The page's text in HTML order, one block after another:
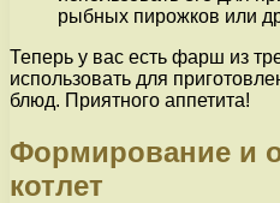
рыбных пирожков или
Теперь у вас есть фарш из
использовать для
блюд. Приятного аппетита!
Формирование и
котлет